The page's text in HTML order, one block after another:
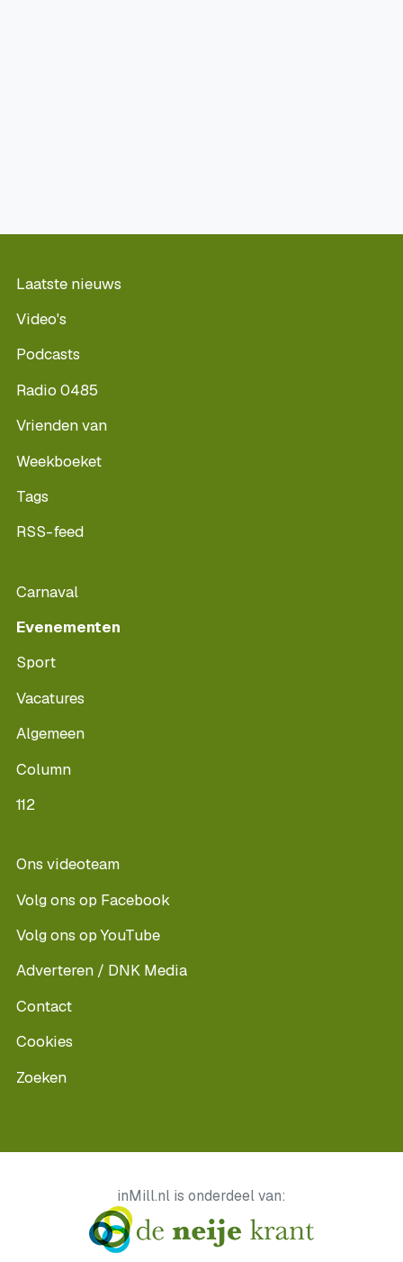
Laatste nieuws
Video's
Podcasts
Radio 0485
Vrienden van
Weekboeket
Tags
RSS-feed
Carnaval
Evenementen
Sport
Vacatures
Algemeen
Column
112
Ons videoteam
Volg ons op Facebook
Volg ons op YouTube
Adverteren / DNK Media
Contact
Cookies
Zoeken
inMill.nl is onderdeel van: